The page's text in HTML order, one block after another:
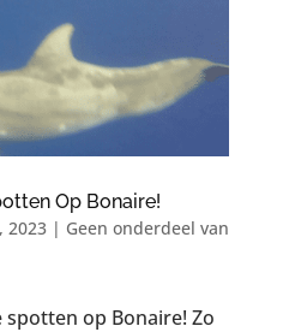
Op Bonaire!
2023| Geen onderdeel van
op Bonaire! Zo